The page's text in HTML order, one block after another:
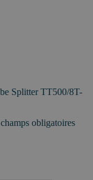
Splitter TT500/8T-
obligatoires